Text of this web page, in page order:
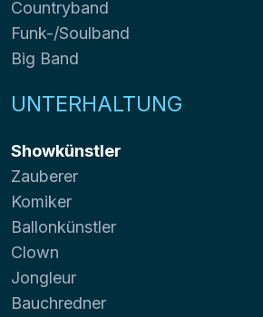
Countryband
Funk-/Soulband
Big Band
UNTERHALTUNG
Showkünstler
Zauberer
Komiker
Ballonkünstler
Clown
Jongleur
Bauchredner